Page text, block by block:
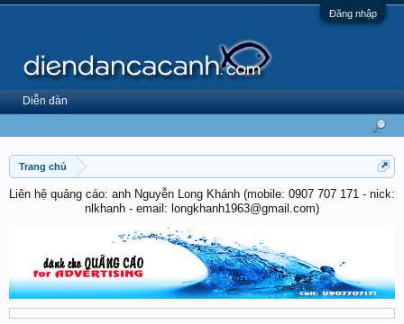
Đăng nhập
Trang chủ
Liên hệ quảng cáo: anh Nguyễn Long Khánh (mobile: 0907 707 171 - nick:
nlkhanh - email: longkhanh1963@gmail.com)
Diễn đàn